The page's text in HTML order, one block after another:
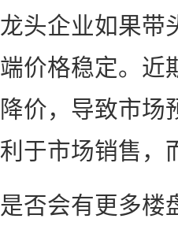
龙头企业如果带
端价格稳定。近
降价，导致市场
利于市场销售，
是否会有更多楼